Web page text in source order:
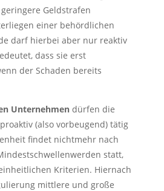
Geldstrafen
einer behördlichen
darf hierbei aber nur reaktiv
dass sie erst
der Schaden bereits
Unternehmen dürfen die
(also vorbeugend) tätig
findet nichtmehr nach
statt,
Kriterien. Hiernach
mittlere und große